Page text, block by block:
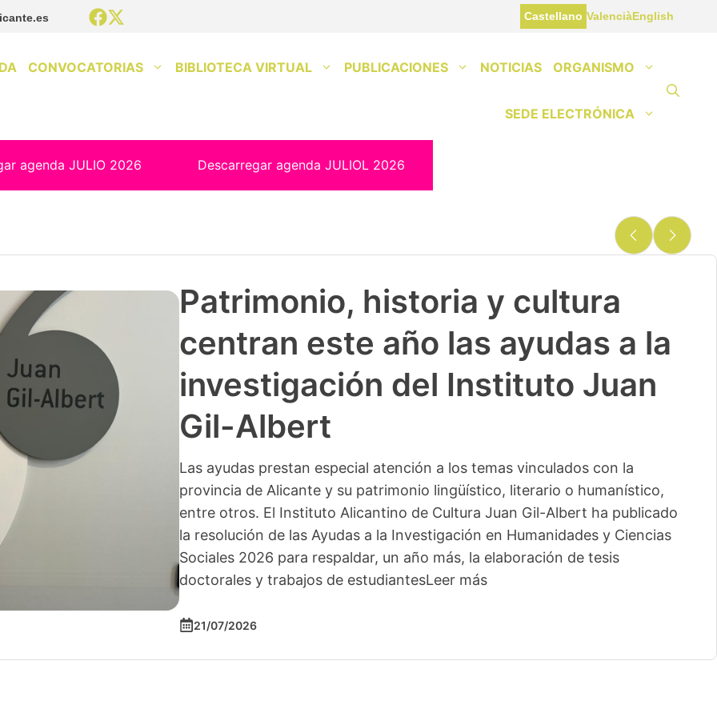
Castellano ValenciàEnglish
CONVOCATORIAS BIBLIOTECA VIRTUAL PUBLICACIONES NOTICIAS ORGANISMO
SEDE ELECTRÓNICA
agenda JULIO 2026 Descarregar agenda JULIOL 2026
Patrimonio, historia y cultura
centran este año las ayudas a la
investigación del Instituto Juan
Gil-Albert
Las ayudas prestan especial atención a los temas vinculados con la
provincia de Alicante y su patrimonio lingüístico, literario o humanístico,
entre otros. El Instituto Alicantino de Cultura Juan Gil-Albert ha publicado
la resolución de las Ayudas a la Investigación en Humanidades y Ciencias
Sociales 2026 para respaldar, un año más, la elaboración de tesis
doctorales y trabajos de estudiantesLeer más
21/07/2026